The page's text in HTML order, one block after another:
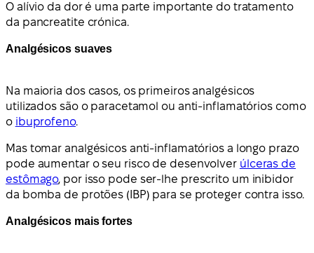
O alívio da dor é uma parte importante do tratamento
da pancreatite crónica.
Analgésicos suaves
Na maioria dos casos, os primeiros analgésicos
utilizados são o paracetamol ou anti-inflamatórios como
o ibuprofeno.
Mas tomar analgésicos anti-inflamatórios a longo prazo
pode aumentar o seu risco de desenvolver úlceras de
estômago, por isso pode ser-lhe prescrito um inibidor
da bomba de protões (IBP) para se proteger contra isso.
Analgésicos mais fortes